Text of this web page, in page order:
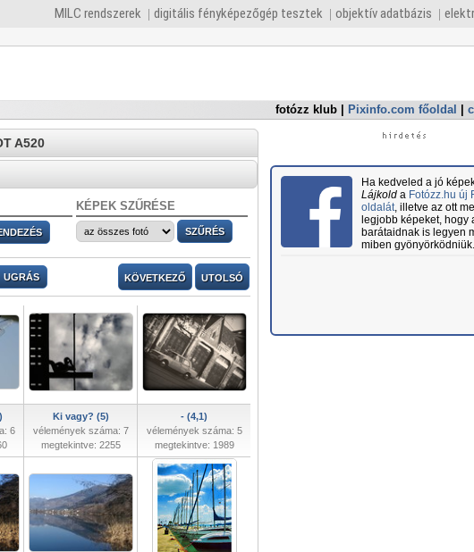
MILC rendszerek digitális fényképezőgép tesztek objektív adatbázis
fotózz klub Pixinfo.com főoldal
A520
KÉPEK SZŰRÉSE
KÖVETKEZŐ UTOLSÓ
6
Ki vagy? (5)
vélemények száma: 7
megtekintve: 2255
- (4,1)
vélemények száma: 5
megtekintve: 1989
Ha kedveled a jó
Lájkolda Fotózz.hu új
oldalát, illetve az ott
legjobb képeket, hogy
barátaidnak is legyen
miben gyönyörködniük.